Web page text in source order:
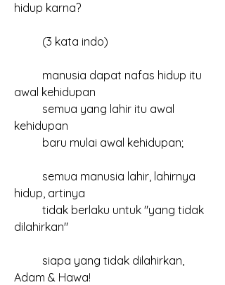
hidup karna?
	(3 kata indo)
awal kehidupan
kehidupan
	baru mulai awal kehidupan;
hidup, artinya
dilahirkan"
Adam & Hawa!